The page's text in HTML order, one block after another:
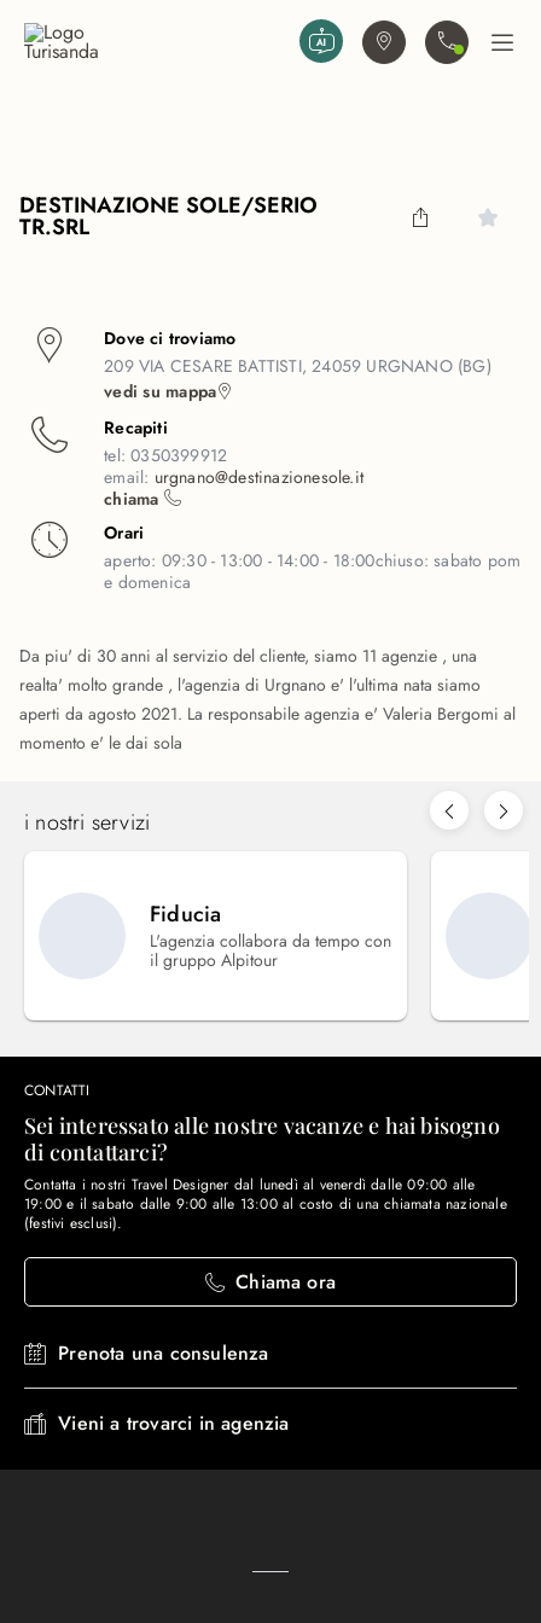
Trova agenziaContattaciApri
DESTINAZIONE SOLE/SERIO
TR.SRL
Dove ci troviamo
209 VIA CESARE BATTISTI, 24059 URGNANO (BG)
vedi su mappa
Recapiti
tel:0350399912
email: urgnano@destinazionesole.it
chiama
Orari
aperto: 09:30 - 13:00 - 14:00 - 18:00chiuso:sabato pom
e domenica
Da piu' di 30 anni al servizio del cliente, siamo 11 agenzie , una
realta' molto grande , l'agenzia di Urgnano e' l'ultima nata siamo
aperti da agosto 2021. La responsabile agenzia e' Valeria Bergomi al
momento e' le dai sola
i nostri servizi
Fiducia
L'agenzia collabora da tempo con
il gruppo Alpitour
CONTATTI
Sei interessato alle nostre vacanze e hai bisogno
di contattarci?
Contatta i nostri Travel Designer dal lunedì al venerdì dalle 09:00 alle
19:00 e il sabato dalle 9:00 alle 13:00 al costo di una chiamata nazionale
(festivi esclusi).
Chiama ora
Prenota una consulenza
Vieni a trovarci in agenzia